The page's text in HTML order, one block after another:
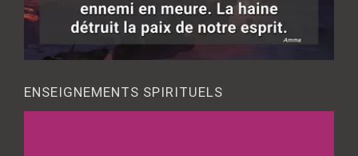
ENSEIGNEMENTS SPIRITUELS